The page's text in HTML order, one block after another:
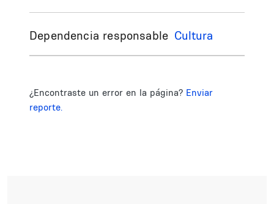
Dependencia responsable Cultura
¿Encontraste un error en la página? Enviar
reporte.